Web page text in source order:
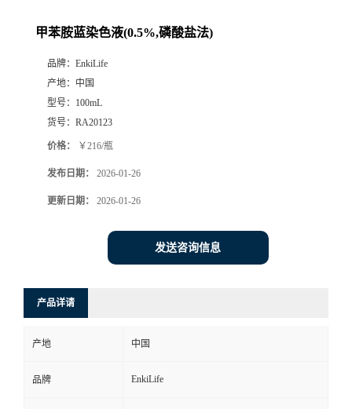
甲苯胺蓝染色液(0.5%,磷酸盐法)
品牌： EnkiLife
产地： 中国
型号： 100mL
货号： RA20123
价格： ￥216/瓶
发布日期： 2026-01-26
更新日期： 2026-01-26
发送咨询信息
产品详请
产地 中国
品牌 EnkiLife